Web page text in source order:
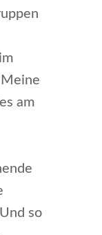
am
so